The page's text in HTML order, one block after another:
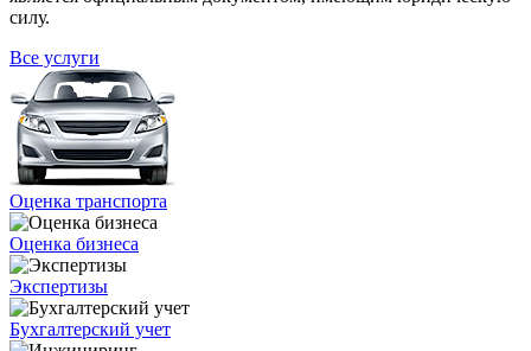
силу.
Все услуги
Оценка транcпорта
Оценка бизнеса
Экспертизы
Бухгалтерский учет